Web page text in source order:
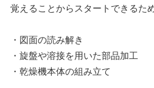
覚えることからスタートできるた
・図面の読み解き
・旋盤や溶接を用いた部品加工
・乾燥機本体の組み立て